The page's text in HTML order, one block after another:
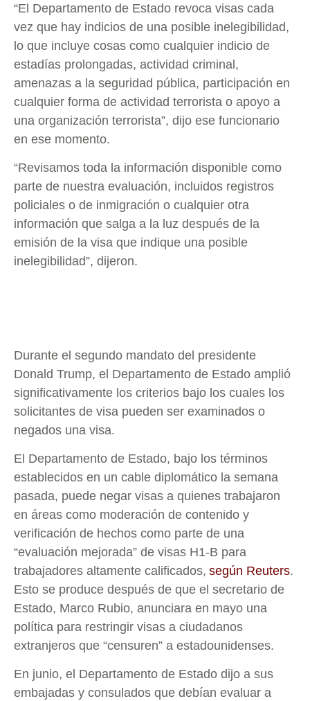
“El Departamento de Estado revoca visas cada
vez que hay indicios de una posible inelegibilidad,
lo que incluye cosas como cualquier indicio de
estadías prolongadas, actividad criminal,
amenazas a la seguridad pública, participación en
cualquier forma de actividad terrorista o apoyo a
una organización terrorista”, dijo ese funcionario
en ese momento.
“Revisamos toda la información disponible como
parte de nuestra evaluación, incluidos registros
policiales o de inmigración o cualquier otra
información que salga a la luz después de la
emisión de la visa que indique una posible
inelegibilidad”, dijeron.
Durante el segundo mandato del presidente
Donald Trump, el Departamento de Estado amplió
significativamente los criterios bajo los cuales los
solicitantes de visa pueden ser examinados o
negados una visa.
El Departamento de Estado, bajo los términos
establecidos en un cable diplomático la semana
pasada, puede negar visas a quienes trabajaron
en áreas como moderación de contenido y
verificación de hechos como parte de una
“evaluación mejorada” de visas H1-B para
trabajadores altamente calificados, según Reuters.
Esto se produce después de que el secretario de
Estado, Marco Rubio, anunciara en mayo una
política para restringir visas a ciudadanos
extranjeros que “censuren” a estadounidenses.
En junio, el Departamento de Estado dijo a sus
embajadas y consulados que debían evaluar a